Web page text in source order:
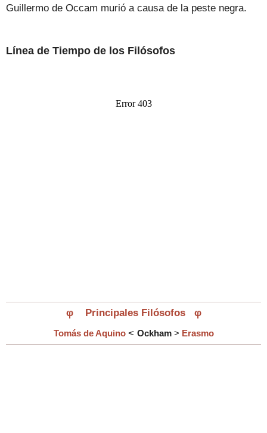
Guillermo de Occam murió a causa de la peste negra.
Línea de Tiempo de los Filósofos
φ Principales Filósofos φ
Tomás de Aquino < Ockham > Erasmo